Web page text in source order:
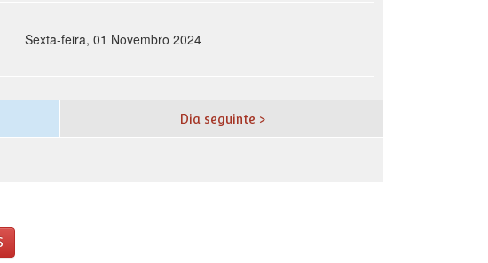
Sexta-feira, 01 Novembro 2024
Dia seguinte >